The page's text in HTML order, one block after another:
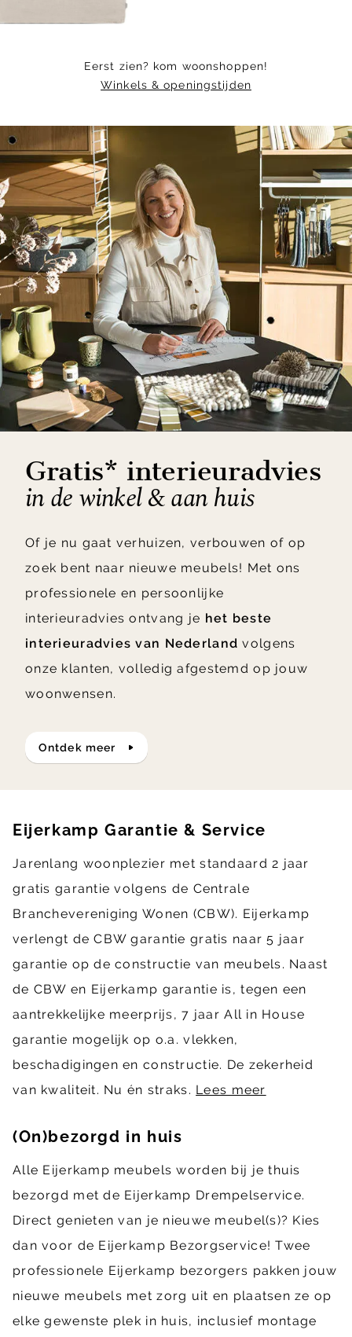
Eerst zien? kom woonshoppen!
Winkels & openingstijden
Gratis* interieuradvies
in de winkel & aan huis
Of je nu gaat verhuizen, verbouwen of op
zoek bent naar nieuwe meubels! Met ons
professionele en persoonlijke
interieuradvies ontvang je het beste
interieuradvies van Nederland volgens
onze klanten, volledig afgestemd op jouw
woonwensen.
ontdek meer
Eijerkamp Garantie & Service
Jarenlang woonplezier met standaard 2 jaar
gratis garantie volgens de Centrale
Branchevereniging Wonen (CBW). Eijerkamp
verlengt de CBW garantie gratis naar 5 jaar
garantie op de constructie van meubels. Naast
de CBW en Eijerkamp garantie is, tegen een
aantrekkelijke meerprijs, 7 jaar All in House
garantie mogelijk op o.a. vlekken,
beschadigingen en constructie. De zekerheid
van kwaliteit. Nu én straks. Lees meer
(On)bezorgd in huis
Alle Eijerkamp meubels worden bij je thuis
bezorgd met de Eijerkamp Drempelservice.
Direct genieten van je nieuwe meubel(s)? Kies
dan voor de Eijerkamp Bezorgservice! Twee
professionele Eijerkamp bezorgers pakken jouw
nieuwe meubels met zorg uit en plaatsen ze op
elke gewenste plek in huis, inclusief montage